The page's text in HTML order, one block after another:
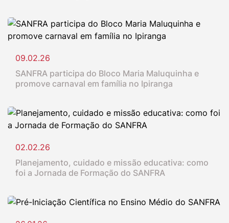
09.02.26
SANFRA participa do Bloco Maria Maluquinha e
promove carnaval em família no Ipiranga
02.02.26
Planejamento, cuidado e missão educativa: como
foi a Jornada de Formação do SANFRA